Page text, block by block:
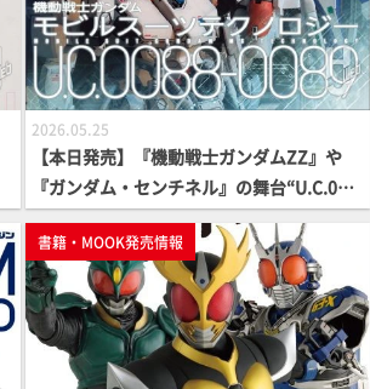
2026.05.25
【本日発売】『機動戦士ガンダムZZ』や
『ガンダム・センチネル』の舞台“U.C.008
8年～0089年”のガンプラ作例特集！「月刊
ホビージャパン2026年7月号」の内容をピ
ックアップしてご紹介
書籍・MOOK発売情報